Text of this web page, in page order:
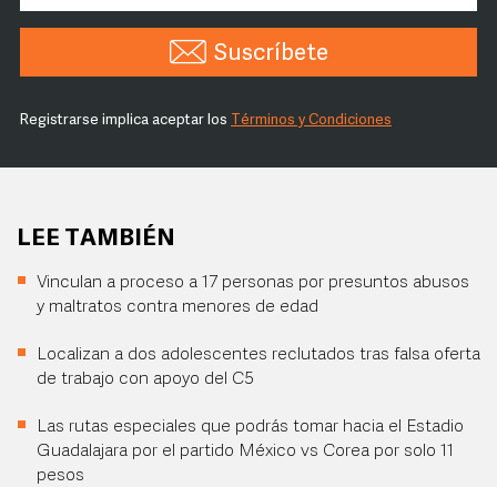
Suscríbete
Registrarse implica aceptar los Términos y Condiciones
LEE TAMBIÉN
Vinculan a proceso a 17 personas por presuntos abusos
y maltratos contra menores de edad
Localizan a dos adolescentes reclutados tras falsa oferta
de trabajo con apoyo del C5
Las rutas especiales que podrás tomar hacia el Estadio
Guadalajara por el partido México vs Corea por solo 11
pesos